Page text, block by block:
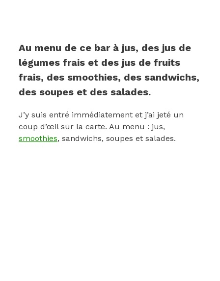
Au menu de ce bar à jus, des jus de
légumes frais et des jus de fruits
frais, des smoothies, des sandwichs,
des soupes et des salades.
J’y suis entré immédiatement et j’ai jeté un
coup d’œil sur la carte. Au menu : jus,
smoothies, sandwichs, soupes et salades.